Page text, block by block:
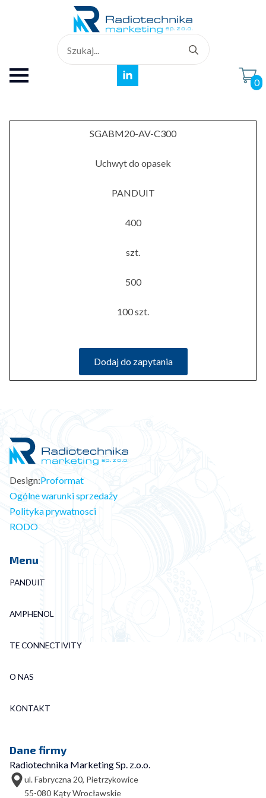
for:
0
SGABM20-AV-C300
Uchwyt do opasek
PANDUIT
400
szt.
500
100 szt.
Dodaj do zapytania
Design:Proformat
Ogólne warunki sprzedaży
Polityka prywatnosci
RODO
Menu
PANDUIT
AMPHENOL
TE CONNECTIVITY
O NAS
KONTAKT
Dane firmy
Radiotechnika Marketing Sp. z.o.o.
ul. Fabryczna 20, Pietrzykowice
55-080 Kąty Wrocławskie